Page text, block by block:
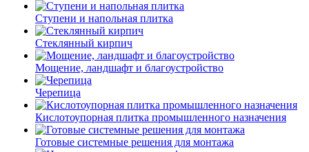
Ступени и напольная плитка
Cтеклянный кирпич
Мощение, ландшафт и благоустройство
Черепица
Кислотоупорная плитка промышленного назначения
Готовые системные решения для монтажа